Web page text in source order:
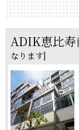
ADIK恵比寿
なります]